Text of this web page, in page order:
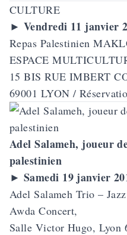
CULTURE
► Vendredi 11 janvier
Repas Palestinien
ESPACE
15 BIS RUE IMBERT
69001 LYON /
Adel Salameh, joueur
palestinien
► Samedi 19 janvier
Adel Salameh Trio –
Awda Concert,
Salle Victor Hugo, Lyon